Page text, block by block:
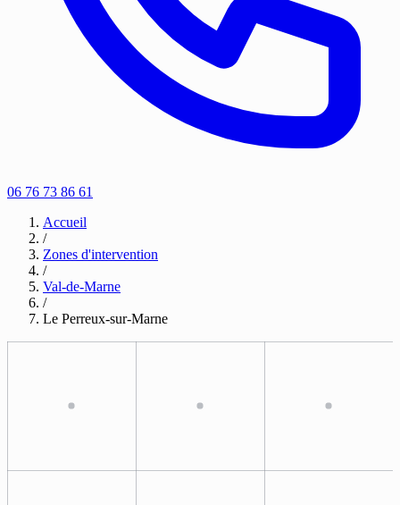
06 76 73 86 61
Accueil
/
Zones d'intervention
/
Val-de-Marne
/
Le Perreux-sur-Marne